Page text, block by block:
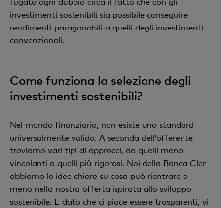
investimenti sostenibili sia possibile conseguire
rendimenti paragonabili a quelli degli investimenti
convenzionali.
Come funziona la selezione degli
investimenti sostenibili?
Nel mondo finanziario, non esiste uno standard
universalmente valido. A seconda dell’offerente
troviamo vari tipi di approcci, da quelli meno
vincolanti a quelli più rigorosi. Noi della Banca Cler
abbiamo le idee chiare su cosa può rientrare o
meno nella nostra offerta ispirata allo sviluppo
sostenibile. E dato che ci piace essere trasparenti, vi